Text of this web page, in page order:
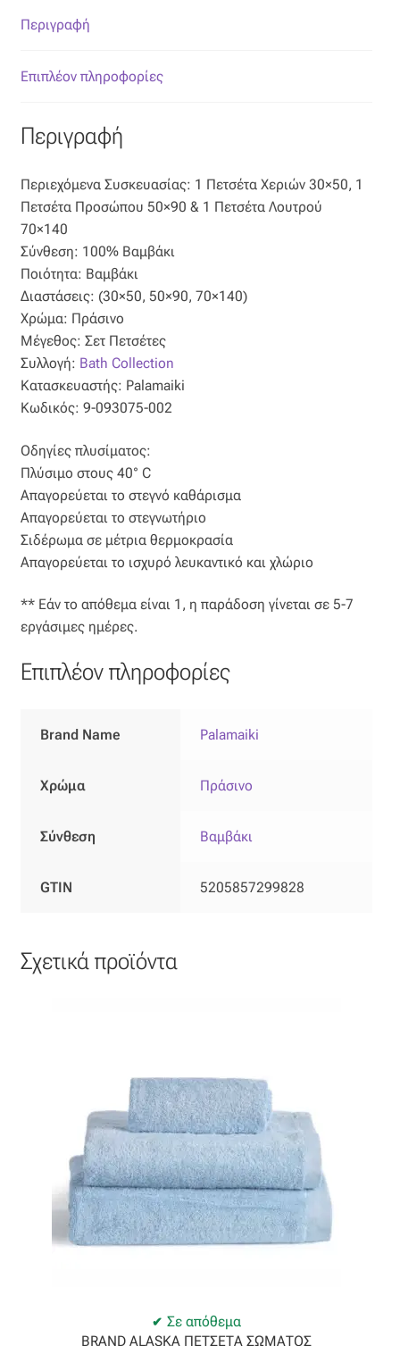
Ταφτάς (ταυτάς)
Ταφτάς μεταξωτός
Τζιν
Τρεβίρα
Υφαντό
Φιλ-κουπέ
Φόδρα
Ψάθα
ΠΙΣΤΟΠΟΙΗΣΕΙΣ ΧΑΛΙΩΝ COLORE COLORI
Πληρωμές
Περιγραφή
Επιπλέον πληροφορίες
Περιγραφή
Περιεχόμενα Συσκευασίας: 1 Πετσέτα Χεριών 30×50, 1
Πετσέτα Προσώπου 50×90 & 1 Πετσέτα Λουτρού
70×140
Σύνθεση: 100% Βαμβάκι
Ποιότητα: Βαμβάκι
Διαστάσεις: (30×50, 50×90, 70×140)
Χρώμα: Πράσινο
Μέγεθος: Σετ Πετσέτες
Συλλογή: Bath Collection
Κατασκευαστής: Palamaiki
Κωδικός: 9-093075-002
Οδηγίες πλυσίματος:
Πλύσιμο στους 40° C
Απαγορεύεται το στεγνό καθάρισμα
Απαγορεύεται το στεγνωτήριο
Σιδέρωμα σε μέτρια θερμοκρασία
Απαγορεύεται το ισχυρό λευκαντικό και χλώριο
** Εάν το απόθεμα είναι 1, η παράδοση γίνεται σε 5-7
εργάσιμες ημέρες.
Επιπλέον πληροφορίες
Brand Name Palamaiki
Χρώμα Πράσινο
Σύνθεση Βαμβάκι
GTIN 5205857299828
Σχετικά προϊόντα
Σε απόθεμα
BRAND ALASKA ΠΕΤΣΕΤΑ ΣΩΜΑΤΟΣ